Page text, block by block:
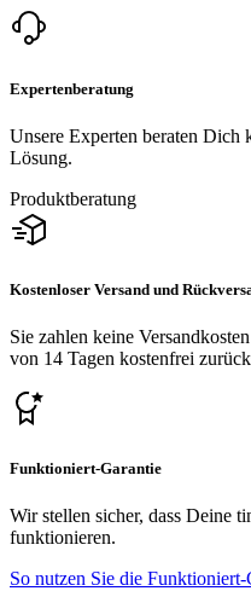
Expertenberatung
Unsere Experten beraten Dich
Lösung.
Produktberatung
Kostenloser Versand und
Sie zahlen keine
von 14 Tagen kostenfrei
Funktioniert-Garantie
Wir stellen sicher, dass Deine
funktionieren.
So nutzen Sie die Funktioniert-